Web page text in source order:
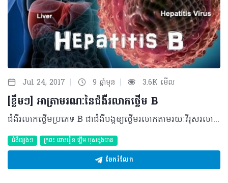
Jul 24, 2017 | 9 ឆ្នាំមុន | 3.6K មើល
[ខ្លឹមៗ] អាត្រាមរណៈនៃជំងឺរលាកថ្លើម B
ជំងឺរលាកថ្លើមប្រភេទ B​ ជាជំងឺបង្កឲ្យថ្លើមរលាកតាមរយៈវីរុសរលាកថ្លើមប្រភេទ B​ ហើយជាប្រភេទវីរុសផ្តុំឡើងពីខ្សែ DNAដែលវាប្រហាក់ប្រហែល​ ជាមួយនឹងមេរោគអេដស៍​ រីឯអត្រាការឆ្លងវិញ ខ្ពស់ជាងមេរោគអេដស៍ដល់ទៅ 100% ។ មួយវិញទៀត ការវិវឌ្ឍនៃជំងឺនេះក៏អាស្រ័យទៅលើចំនួនមេរោគផងដែរ។ បើមេរោគមានចំនួនកាន់តែច្រើន នោះការវិវឌ្ឍនេះក៏កាន់តែលឿនផងដែរ។ ម្យ៉ាងទៀត​ អត្រាស្លាប់ដោយជំងឺនេះ គឺកើនឡើងទៅតាមអាយុរបស់អ្នកជំងឺ៖ • អ្នកផ្ទុកមេរោគដែលមានអាយុតិចជាង១៩ឆ្នាំ នៅមិនទាន់មានរបាយការណ៍បង្ហាញពីករណីស្លាប់នៅឡើយទេ។ • អ្នកផ្ទុកមេរោគដែលមានអាយុពី ២០ទៅ២៩ឆ្នាំ មានអត្រាមរណៈតិចតួច។ • អ្នកផ្ទុកមេរោគដែលមានអាយុពី៣០ទៅ៦៤ឆ្នាំ មានអត្រាមរណៈកើនឡើងតាមអាយុ។ • អ្នកផ្ទុកមេរោគដែលមានអាយុច្រើនជាង៦៤ឆ្នាំ មានអត្រាមរណៈខ្ពស់រហូតដល់៦៥%។ ស្វែងយល់បន្ថែមពីជំងឺរលាកថ្លើម​ B បកស្រាយដោយវេជ្ជបណ្ឌិត សុខ ហ៊ាង ឯកទេសក្រពះ ពោះវៀន ថ្លើម នៃមន្ទីរពេទ្យព្រះកុសុមៈ។ ©2017 រក្សាសិទ្ធិគ្រប់យ៉ាង​ដោយ Health Time Corporation ចំពោះគ្រប់អត្ថបទដោយគ្មានផ្នែកណាមួយត្រូវបោះពុម្ពផ្សាយចូល ប្រព័ន្ធអ៊ីនធឺណែត ឧបករណ៍អេឡិចត្រូនិក អាត់ជាសំឡេងឬថតចំលងគ្រប់រូបភាពដោយគ្មានការអនុញ្ញាតឡើយ។
ជំងឺផ្សេងៗ ក្រពះ​ ពោះវៀន​ ថ្លើម ឫសដូងបាត
ចែករំលែក